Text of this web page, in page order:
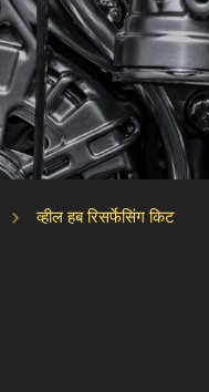
व्हील हब रिसर्फेसिंग किट